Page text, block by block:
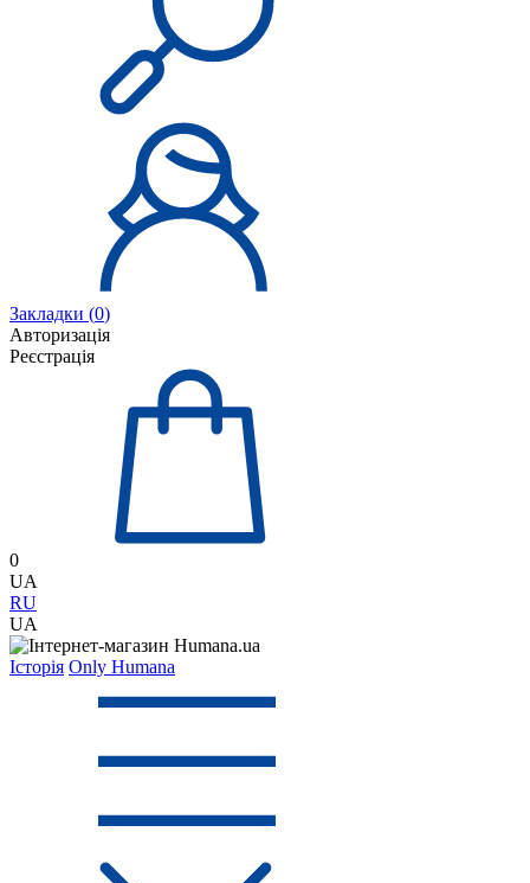
Закладки (0)
Авторизація
Реєстрація
0
UA
RU
UA
Історія Only Humana